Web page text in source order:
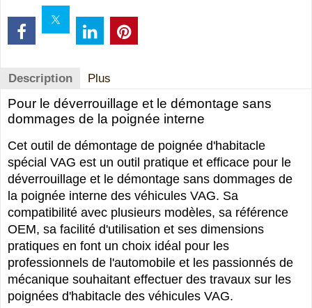
Description Plus
Pour le déverrouillage et le démontage sans
dommages de la poignée interne
Cet outil de démontage de poignée d'habitacle
spécial VAG est un outil pratique et efficace pour le
déverrouillage et le démontage sans dommages de
la poignée interne des véhicules VAG. Sa
compatibilité avec plusieurs modèles, sa référence
OEM, sa facilité d'utilisation et ses dimensions
pratiques en font un choix idéal pour les
professionnels de l'automobile et les passionnés de
mécanique souhaitant effectuer des travaux sur les